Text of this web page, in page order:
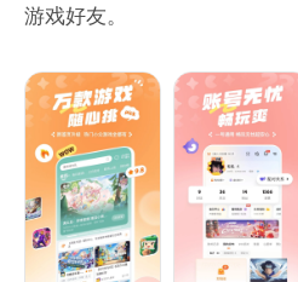
游戏好友。
【精彩社区】
好玩又有趣的游戏社区，发现
【社区交友】
交流游戏中的有趣瞬间，寻找